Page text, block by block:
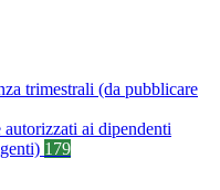
trimestrali (da pubblicare
ai dipendenti
179